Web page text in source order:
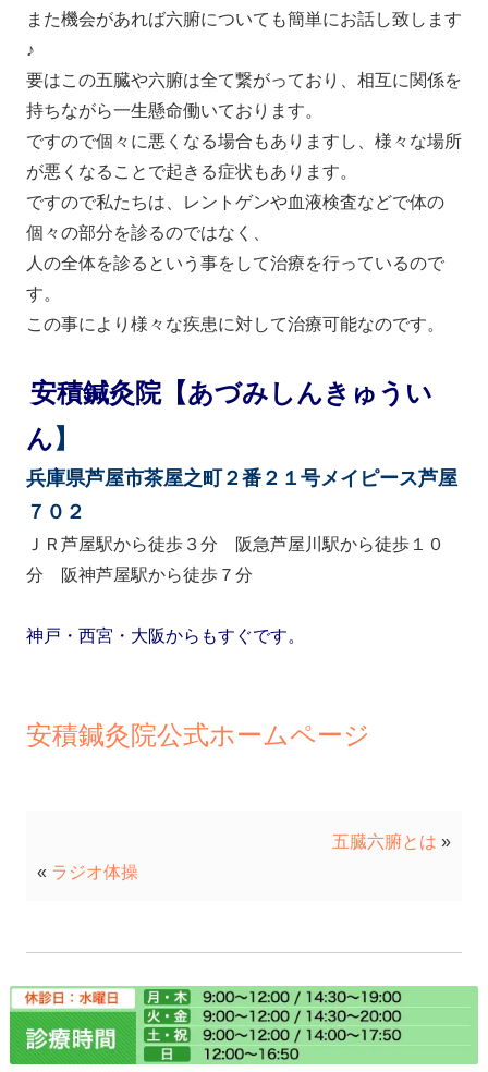
また機会があれば六腑についても簡単にお話し致します
♪
要はこの五臓や六腑は全て繋がっており、相互に関係を
持ちながら一生懸命働いております。
ですので個々に悪くなる場合もありますし、様々な場所
が悪くなることで起きる症状もあります。
ですので私たちは、レントゲンや血液検査などで体の
個々の部分を診るのではなく、
人の全体を診るという事をして治療を行っているので
す。
この事により様々な疾患に対して治療可能なのです。
安積鍼灸院【あづみしんきゅうい
ん】
兵庫県芦屋市茶屋之町２番２１号メイピース芦屋
７０２
ＪＲ芦屋駅から徒歩３分 阪急芦屋川駅から徒歩１０
分 阪神芦屋駅から徒歩７分
神戸・西宮・大阪からもすぐです。
安積鍼灸院公式ホームページ
五臓六腑とは »
« ラジオ体操